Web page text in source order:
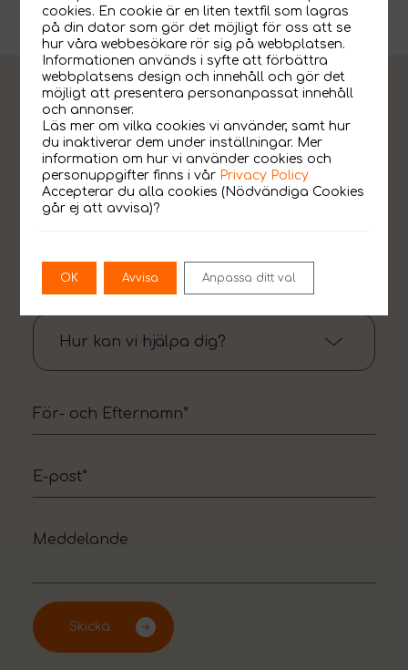
Hör av dig.
Hur kan vi hjälpa dig?
cookies. En cookie är en liten textfil som lagras
på din dator som gör det möjligt för oss att se
hur våra webbesökare rör sig på webbplatsen.
Informationen används i syfte att förbättra
webbplatsens design och innehåll och gör det
möjligt att presentera personanpassat innehåll
och annonser.
Läs mer om vilka cookies vi använder, samt hur
du inaktiverar dem under inställningar. Mer
information om hur vi använder cookies och
personuppgifter finns i vår Privacy Policy
Accepterar du alla cookies (Nödvändiga Cookies
går ej att avvisa)?
OK Avvisa Anpassa ditt val